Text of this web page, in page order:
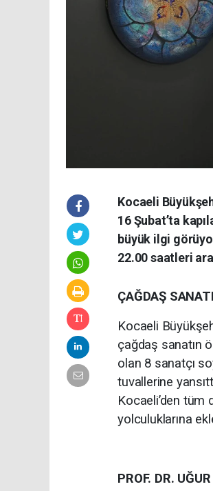
Kocaeli
16 Şubat’ta
büyük ilgi
22.00 saatleri
ÇAĞDAŞ
Kocaeli
çağdaş sanatın
olan 8 sanatçı
tuvallerine
Kocaeli’den tüm
yolculuklarına
PROF. DR.